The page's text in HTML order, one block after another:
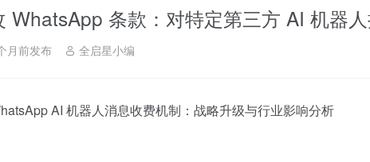
WhatsApp 条款：对特定第三方 AI 机器
月前发布 全启星小编
AI 机器人消息收费机制：战略升级与行业影响分析